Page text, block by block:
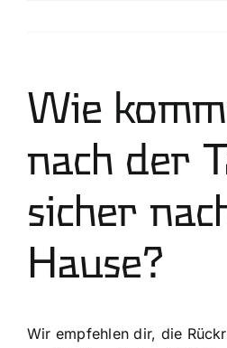
Wie
nach der
sicher
Hause?
Wir empfehlen dir, die